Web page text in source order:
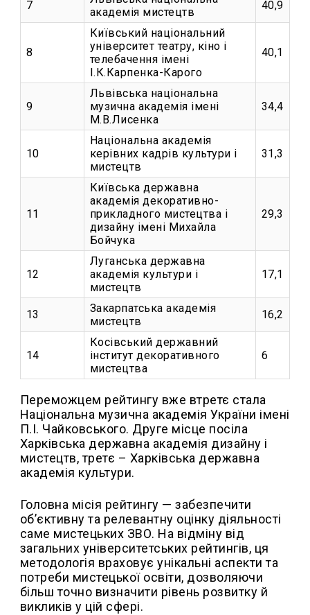
7
академія мистецтв
40,9
8
Київський національний
університет театру, кіно і
телебачення імені
І.К.Карпенка-Карого
40,1
9
Львівська національна
музична академія імені
М.В.Лисенка
34,4
10
Національна академія
керівних кадрів культури і
мистецтв
31,3
11
Київська державна
академія декоративно-
прикладного мистецтва і
дизайну імені Михайла
Бойчука
29,3
12
Луганська державна
академія культури і
мистецтв
17,1
13
Закарпатська академія
мистецтв
16,2
14
Косівський державний
інститут декоративного
мистецтва
6
Переможцем рейтингу вже втретє стала
Національна музична академія України імені
П.І. Чайковського. Друге місце посіла
Харківська державна академія дизайну і
мистецтв, третє – Харківська державна
академія культури.
Головна місія рейтингу — забезпечити
об’єктивну та релевантну оцінку діяльності
саме мистецьких ЗВО. На відміну від
загальних університетських рейтингів, ця
методологія враховує унікальні аспекти та
потреби мистецької освіти, дозволяючи
більш точно визначити рівень розвитку й
викликів у цій сфері.